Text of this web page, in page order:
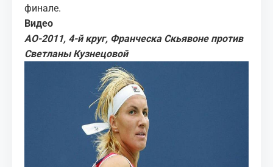
финале.
Видео
АО-2011, 4-й круг, Франческа Скьявоне против
Светланы Кузнецовой